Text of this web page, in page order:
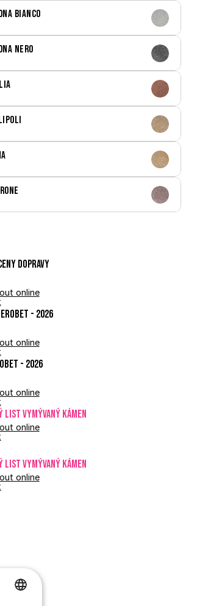
bianco
nero
dopravy
online
- 2026
online
- 2026
online
VYMÝVANÝ KÁMEN
online
VYMÝVANÝ KÁMEN
online